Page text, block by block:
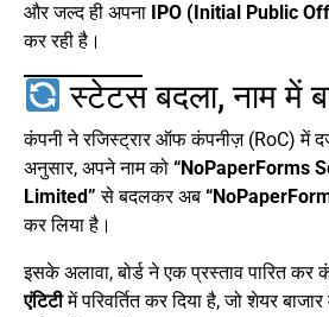
और जल्द ही अपना
IPO (Initial Public
कर रही है।
स्टेटस बदला, नाम में
कंपनी ने रजिस्ट्रार ऑफ कंपनीज़ (RoC) में
अनुसार, अपने नाम को “NoPaperForms
Limited” से बदलकर अब
कर लिया है।
इसके अलावा, बोर्ड ने एक प्रस्ताव पारित कर
एंटिटीमें परिवर्तित कर दिया है, जो शेयर